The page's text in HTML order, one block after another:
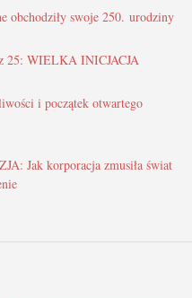
obchodziły swoje 250. urodziny
25: WIELKA INICJACJA
i początek otwartego
Jak korporacja zmusiła świat